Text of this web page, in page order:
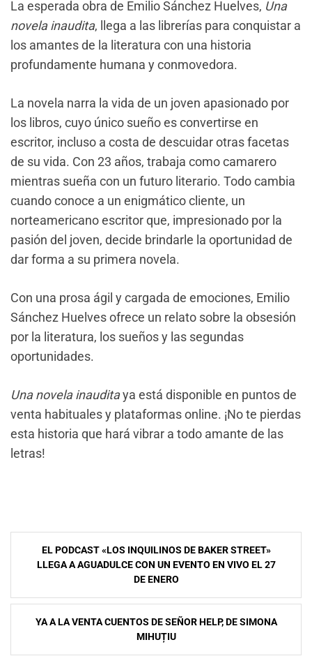
La esperada obra de Emilio Sánchez Huelves, Una
novela inaudita, llega a las librerías para conquistar a
los amantes de la literatura con una historia
profundamente humana y conmovedora.
La novela narra la vida de un joven apasionado por
los libros, cuyo único sueño es convertirse en
escritor, incluso a costa de descuidar otras facetas
de su vida. Con 23 años, trabaja como camarero
mientras sueña con un futuro literario. Todo cambia
cuando conoce a un enigmático cliente, un
norteamericano escritor que, impresionado por la
pasión del joven, decide brindarle la oportunidad de
dar forma a su primera novela.
Con una prosa ágil y cargada de emociones, Emilio
Sánchez Huelves ofrece un relato sobre la obsesión
por la literatura, los sueños y las segundas
oportunidades.
Una novela inauditaya está disponible en puntos de
venta habituales y plataformas online. ¡No te pierdas
esta historia que hará vibrar a todo amante de las
letras!
Navegación
entradas
EL PODCAST «LOS INQUILINOS DE BAKER STREET»
LLEGA A AGUADULCE CON UN EVENTO EN VIVO EL 27
DE ENERO
YA A LA VENTA CUENTOS DE SEÑOR HELP, DE SIMONA
MIHUȚIU